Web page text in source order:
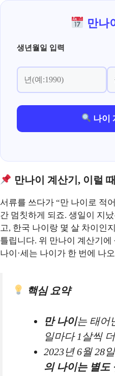
컨
만나
생년월일 입력
나이
만나이 계산기, 이럴
서류를 쓰다가 “만 나이로 적
간 멈칫하게 되죠. 생일이 지
고, 한국 나이랑 몇 살 차이인
틀립니다. 위 만나이 계산기
나이·세는 나이가 한 번에 나
핵심 요약
만 나이는 태어
일마다 1살씩
2023년 6월 28
의 나이는 별도